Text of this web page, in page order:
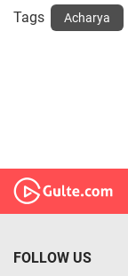
Tags Acharya
FOLLOW US